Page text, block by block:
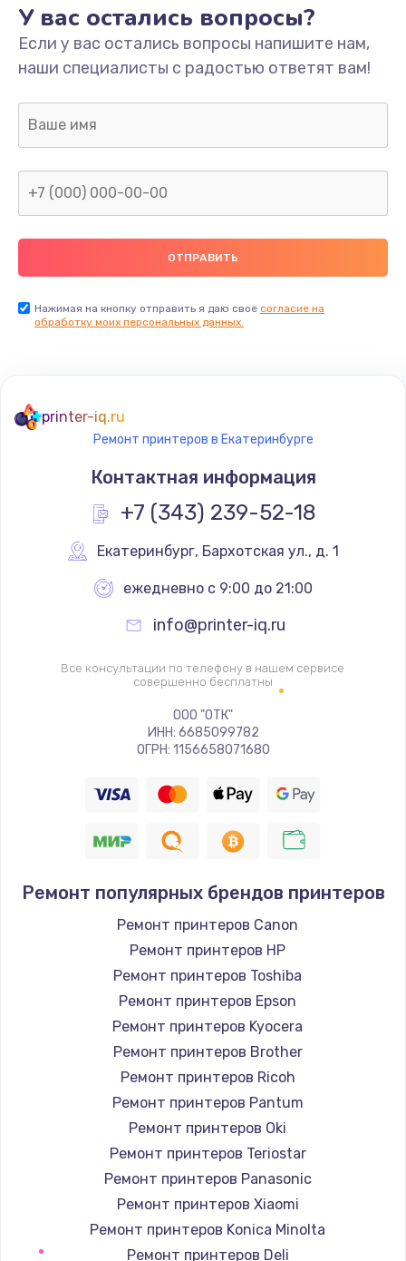
Замена/Pемонт карбюратора
1300 руб.
Заказать
Ремонт капиллярной трубки
400 руб.
Заказать
Замена термостата
1200 руб.
Заказать
Замена реле
700 руб.
Заказать
Замена ТЭНа
Заказать
Замена шнура
Заказать
Замена / ремонт электронного модуля
управления
600 руб.
Заказать
Замена конфорки
Заказать
Замена платы сенсора
Заказать
У вас остались вопросы?
Если у вас остались вопросы напишите нам,
наши специалисты с радостью ответят вам!
Нажимая на кнопку отправить я даю свое согласие на
обработку моих персональных данных.
printer-iq.ru
Ремонт принтеров в Екатеринбурге
Контактная информация
+7 (343) 239-52-18
Екатеринбург, Бархотская ул., д. 1
ежедневно с 9:00 до 21:00
info@printer-iq.ru
Все консультации по телефону в нашем сервисе
совершенно бесплатны
ООО "ОТК"
ИНН: 6685099782
ОГРН: 1156658071680
Ремонт популярных брендов принтеров
Ремонт принтеров Canon
Ремонт принтеров HP
Ремонт принтеров Toshiba
Ремонт принтеров Epson
Ремонт принтеров Kyocera
Ремонт принтеров Brother
Ремонт принтеров Ricoh
Ремонт принтеров Pantum
Ремонт принтеров Oki
Ремонт принтеров Teriostar
Ремонт принтеров Panasonic
Ремонт принтеров Xiaomi
Ремонт принтеров Konica Minolta
Ремонт принтеров Deli